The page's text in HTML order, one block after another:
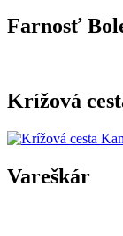
Farnosť
Krížová
Vareškár